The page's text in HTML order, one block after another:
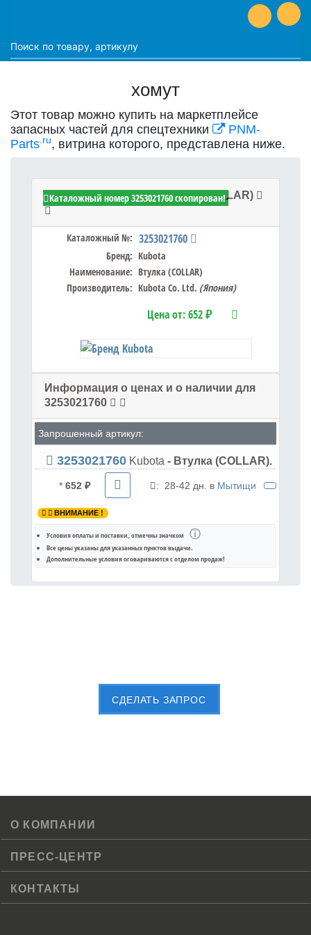
хомут
Этот товар можно купить на маркетплейсе
запасных частей для спецтехники
PNM-
Parts.ru, витрина которого, представлена ниже.
Kubota 3253021760 - Втулка (COLLAR)
Каталожный №: 3253021760
Бренд: Kubota
Наименование: Втулка (COLLAR)
Производитель: Kubota Co. Ltd. (Япония)
Цена от:652 ₽
Каталожный номер 3253021760 скопирован!
Информация о ценах и о наличии для
3253021760
Запрошенный артикул:
3253021760 Kubota - Втулка (COLLAR).
* 652 ₽ : 28-42 дн. в Мытищи
ВНИМАНИЕ !
Условия оплаты и поставки, отмечны значком ⓘ
Все цены указаны дляуказанных пунктов выдачи.
Дополнительные условия оговариваются с отделом продаж!
CДЕЛАТЬ ЗАПРОС
О КОМПАНИИ
ПРЕСС-ЦЕНТР
КОНТАКТЫ